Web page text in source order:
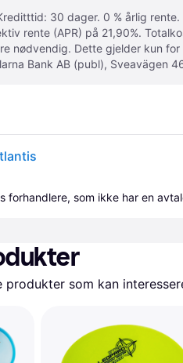
30 dager. 0 % årlig rente.
rente (APR) på 21,90%.
nødvendig. Dette gjelder kun
Bank AB (publ), Sveavägen
forhandlere, som ikke har en
produkter som kan